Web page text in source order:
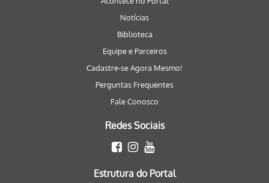
Notícias
Biblioteca
Equipe e Parceiros
Cadastre-se Agora Mesmo!
Perguntas Frequentes
Fale Conosco
Redes Sociais
Estrutura do Portal